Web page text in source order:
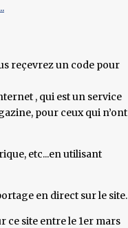
reçevrez un code pour
, qui est un service
pour ceux qui n’ont
etc...en utilisant
en direct sur le site.
ce site entre le 1er mars